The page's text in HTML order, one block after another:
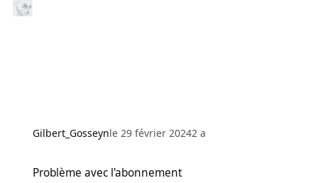
Gilbert_Gosseynle 29 février 20242 a
Problème avec l'abonnement